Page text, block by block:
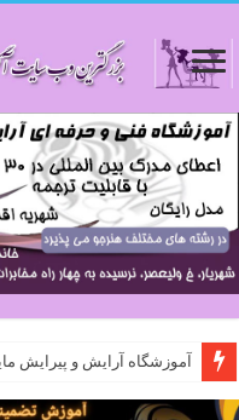
آموزشگاه آرایش و پیرایش